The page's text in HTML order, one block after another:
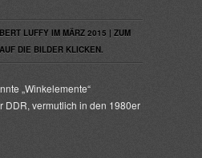
LUFFY IM MÄRZ 2015 | ZUM
DIE BILDER KLICKEN.
„Winkelemente“
DDR, vermutlich in den 1980er